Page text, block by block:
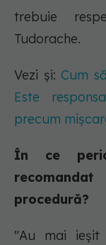
trebuie
Tudorache.
Vezi și:Cum
Este
precum
În ce
procedură?
"Au mai ieșit